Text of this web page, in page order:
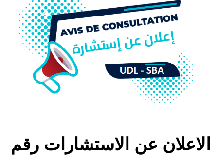
الاعلان عن الاستشارات رقم